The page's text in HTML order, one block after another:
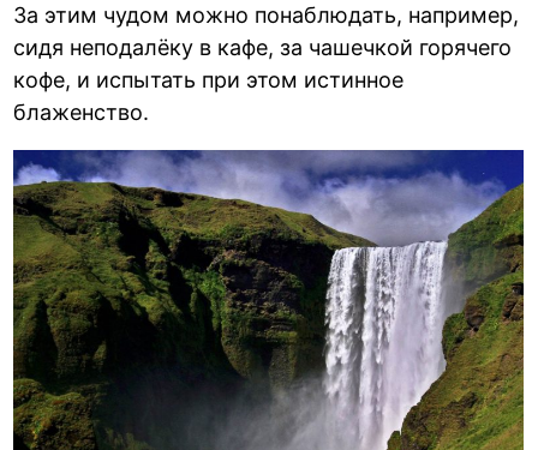
За этим чудом можно понаблюдать, например,
сидя неподалёку в кафе, за чашечкой горячего
кофе, и испытать при этом истинное
блаженство.